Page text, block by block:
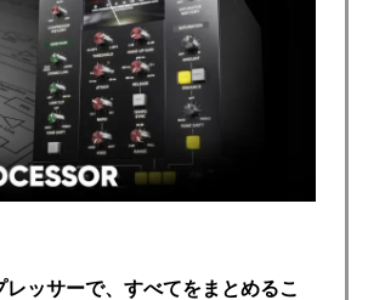
レッサーで、すべてをまとめるこ